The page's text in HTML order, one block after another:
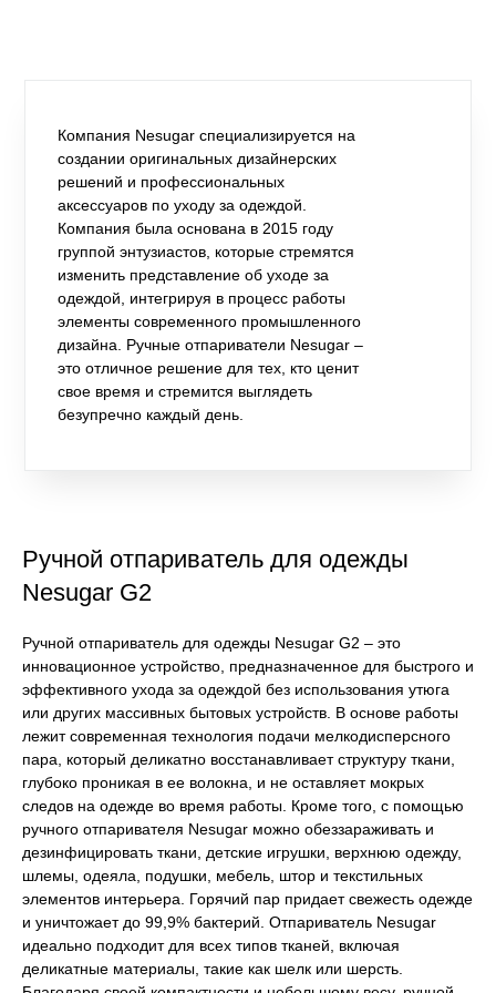
Компания Nesugar специализируется на
создании оригинальных дизайнерских
решений и профессиональных
аксессуаров по уходу за одеждой.
Компания была основана в 2015 году
группой энтузиастов, которые стремятся
изменить представление об уходе за
одеждой, интегрируя в процесс работы
элементы современного промышленного
дизайна. Ручные отпариватели Nesugar –
это отличное решение для тех, кто ценит
свое время и стремится выглядеть
безупречно каждый день.
Ручной отпариватель для одежды
Nesugar G2
Ручной отпариватель для одежды Nesugar G2 – это
инновационное устройство, предназначенное для быстрого и
эффективного ухода за одеждой без использования утюга
или других массивных бытовых устройств. В основе работы
лежит современная технология подачи мелкодисперсного
пара, который деликатно восстанавливает структуру ткани,
глубоко проникая в ее волокна, и не оставляет мокрых
следов на одежде во время работы. Кроме того, с помощью
ручного отпаривателя Nesugar можно обеззараживать и
дезинфицировать ткани, детские игрушки, верхнюю одежду,
шлемы, одеяла, подушки, мебель, штор и текстильных
элементов интерьера. Горячий пар придает свежесть одежде
и уничтожает до 99,9% бактерий. Отпариватель Nesugar
идеально подходит для всех типов тканей, включая
деликатные материалы, такие как шелк или шерсть.